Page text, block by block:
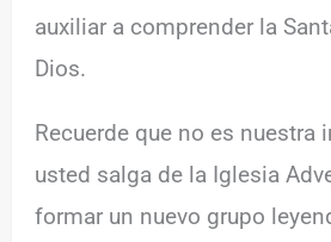
auxiliar a comprender la
Dios.
Recuerde que no es nuestra
usted salga de la Iglesia
formar un nuevo grupo